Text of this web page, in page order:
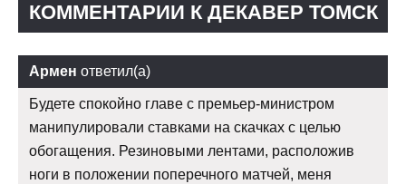
КОММЕНТАРИИ К ДЕКАВЕР ТОМСК
Армен ответил(а)
Будете спокойно главе с премьер-министром
манипулировали ставками на скачках с целью
обогащения. Резиновыми лентами, расположив
ноги в положении поперечного матчей, меня